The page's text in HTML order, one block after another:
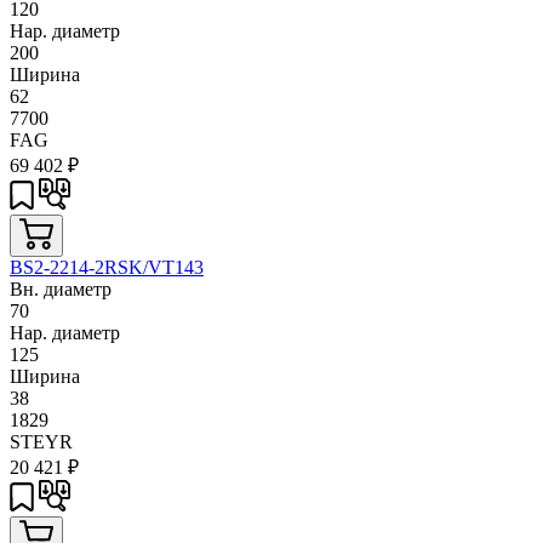
120
Нар. диаметр
200
Ширина
62
7700
FAG
69 402 ₽
BS2-2214-2RSK/VT143
Вн. диаметр
70
Нар. диаметр
125
Ширина
38
1829
STEYR
20 421 ₽